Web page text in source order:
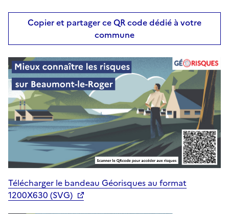
Copier et partager ce QR code dédié à votre
commune
Télécharger le bandeau Géorisques au format
1200X630 (SVG)